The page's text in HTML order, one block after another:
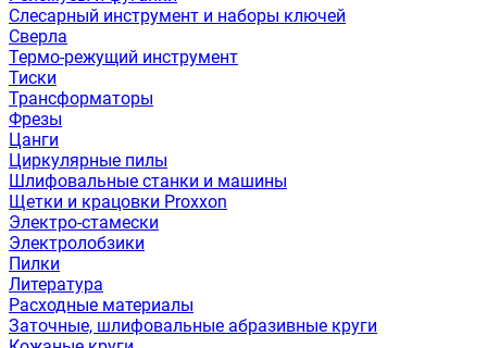
Слесарный инструмент и наборы ключей
Сверла
Термо-режущий инструмент
Тиски
Трансформаторы
Фрезы
Цанги
Циркулярные пилы
Шлифовальные станки и машины
Щетки и крацовки Proxxon
Электро-стамески
Электролобзики
Пилки
Литература
Расходные материалы
Заточные, шлифовальные абразивные круги